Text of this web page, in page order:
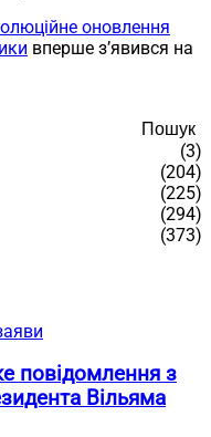
оновлення
вперше з’явився на
Пошук
(3)
(204)
(225)
(294)
(373)
повідомлення з
Вільяма